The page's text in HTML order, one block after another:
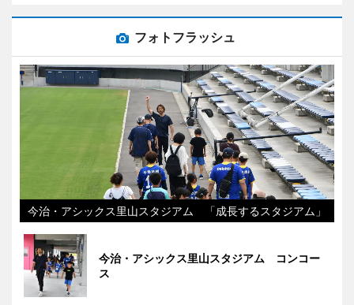
フォトフラッシュ
今治・アシックス里山スタジアム 「成長するスタジアム」
今治・アシックス里山スタジアム コンコー
ス